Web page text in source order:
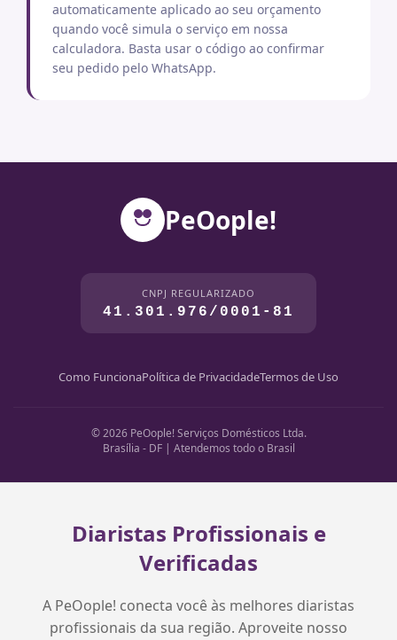
automaticamente aplicado ao seu orçamento
quando você simula o serviço em nossa
calculadora. Basta usar o código ao confirmar
seu pedido pelo WhatsApp.
PeOople!
CNPJ REGULARIZADO
41.301.976/0001-81
Como FuncionaPolítica de PrivacidadeTermos de Uso
© 2026 PeOople! Serviços Domésticos Ltda.
Brasília - DF | Atendemos todo o Brasil
Diaristas Profissionais e
Verificadas
A PeOople! conecta você às melhores diaristas
profissionais da sua região. Aproveite nosso